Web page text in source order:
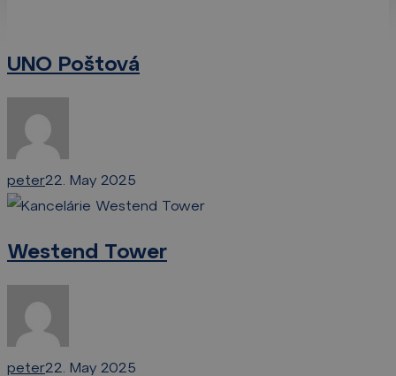
UNO Poštová
peter22. May 2025
Westend
Westend Tower
peter22. May 2025